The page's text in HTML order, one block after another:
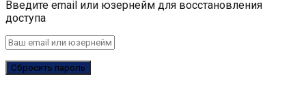
Введите email или юзернейм для восстановления
доступа